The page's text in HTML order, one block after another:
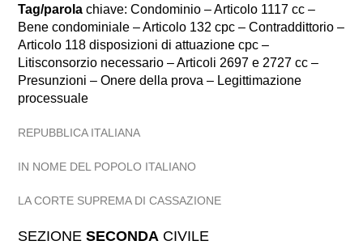
Tag/parola chiave: Condominio – Articolo 1117 cc –
Bene condominiale – Articolo 132 cpc – Contraddittorio –
Articolo 118 disposizioni di attuazione cpc –
Litisconsorzio necessario – Articoli 2697 e 2727 cc –
Presunzioni – Onere della prova – Legittimazione
processuale
REPUBBLICA ITALIANA
IN NOME DEL POPOLO ITALIANO
LA CORTE SUPREMA DI CASSAZIONE
SEZIONESECONDA CIVILE